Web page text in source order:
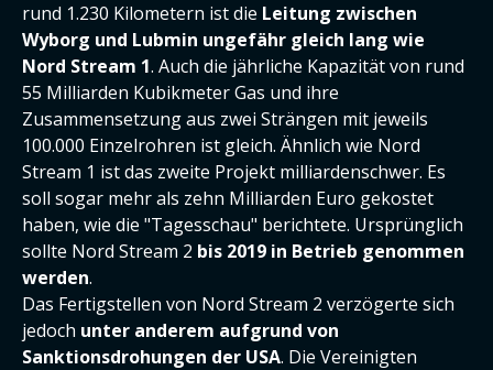
rund 1.230 Kilometern ist die Leitung zwischen
Wyborg und Lubmin ungefähr gleich lang wie
Nord Stream 1. Auch die jährliche Kapazität von rund
55 Milliarden Kubikmeter Gas und ihre
Zusammensetzung aus zwei Strängen mit jeweils
100.000 Einzelrohren ist gleich. Ähnlich wie Nord
Stream 1 ist das zweite Projekt milliardenschwer. Es
soll sogar mehr als zehn Milliarden Euro gekostet
haben, wie die "Tagesschau" berichtete. Ursprünglich
sollte Nord Stream 2 bis 2019 in Betrieb genommen
werden.
Das Fertigstellen von Nord Stream 2 verzögerte sich
jedoch unter anderem aufgrund von
Sanktionsdrohungen der USA. Die Vereinigten